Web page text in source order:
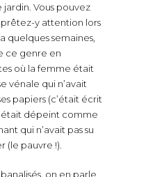
jardin. Vous pouvez
prêtez-y attention lors
quelques semaines,
ce genre en
où la femme était
vénale qui n’avait
papiers (c’était écrit
était dépeint comme
qui n’avait pas su
(le pauvre !).
on en parle